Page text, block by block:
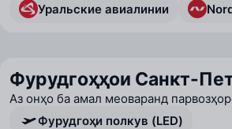
Уральские авиалинии
Фурудгоҳҳои Санкт-
Аз онҳо ба амал меоваранд
Фурудгоҳи полкув (LED)